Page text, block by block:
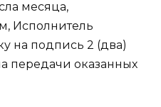
месяца,
Исполнитель
на подпись 2 (два)
передачи оказанных